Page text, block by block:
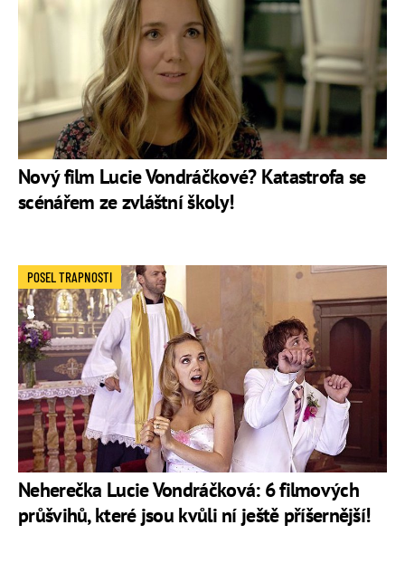
Nový film Lucie Vondráčkové? Katastrofa se
scénářem ze zvláštní školy!
Neherečka Lucie Vondráčková: 6 filmových
průšvihů, které jsou kvůli ní ještě příšernější!
POSEL TRAPNOSTI